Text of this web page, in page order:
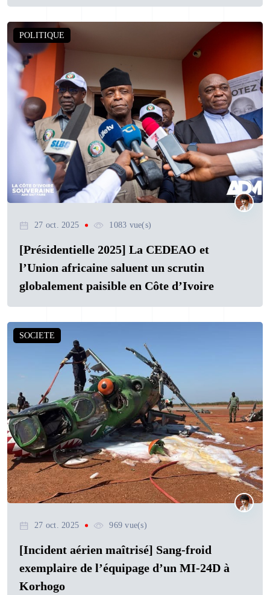
POLITIQUE
27 oct. 2025 1083 vue(s)
[Présidentielle 2025] La CEDEAO et
l’Union africaine saluent un scrutin
globalement paisible en Côte d’Ivoire
SOCIETE
27 oct. 2025 969 vue(s)
[Incident aérien maîtrisé] Sang-froid
exemplaire de l’équipage d’un MI-24D à
Korhogo